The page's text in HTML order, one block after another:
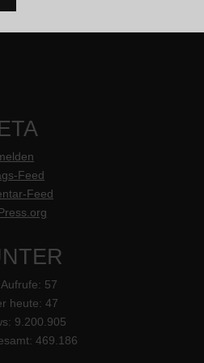
Feed
Feed
57
heute:47
9.200.905
469.186